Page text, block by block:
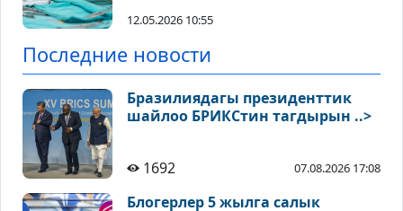
12.05.2026 10:55
Последние новости
Бразилиядагы президенттик
шайлоо БРИКСтин тагдырын ..>
1692 07.08.2026 17:08
Блогерлер 5 жылга салык